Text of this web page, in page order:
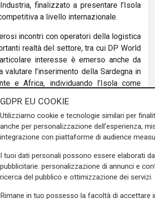
finalizzato a presentare l’Isola
a livello internazionale.
incontri con operatori della logistica
realtà del settore, tra cui DP World
interesse è emerso anche da
l’inserimento della Sardegna in
e Africa, individuando l’Isola come
componenti destinati a nuovi
per illustrare i punti di forza del
crescita connesse ai poli industriali
valorizzati figura quello delle
tecnologica, settore nel quale le
competenze produttive riconosciute a
GDPR EU COOKIE
Utilizziamo cookie e tecnologie similari per
anche per personalizzazione dell'esperienza,
integrazione con piattaforme di audience
I tuoi dati personali possono essere elaborati
pubblicitarie: personalizzazione di annunci e
ricerca del pubblico e ottimizzazione dei servizi.
Rimane in tuo possesso la facoltà di accettare